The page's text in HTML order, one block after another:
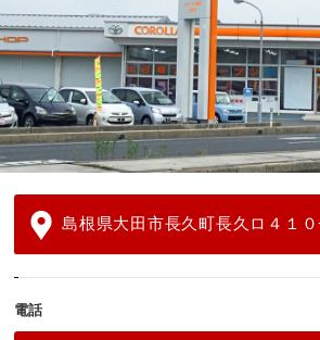
島根県大田市長久町長久ロ４１０
電話